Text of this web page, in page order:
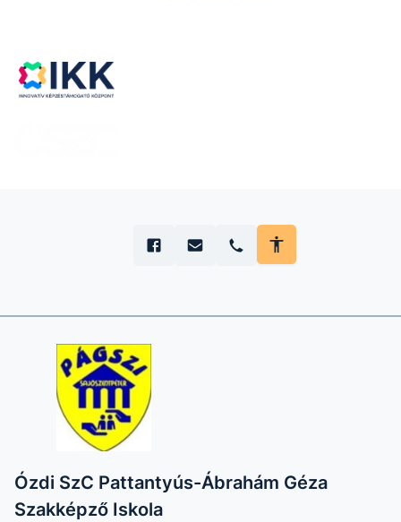
Ózdi SzC Pattantyús-Ábrahám Géza
Szakképző Iskola